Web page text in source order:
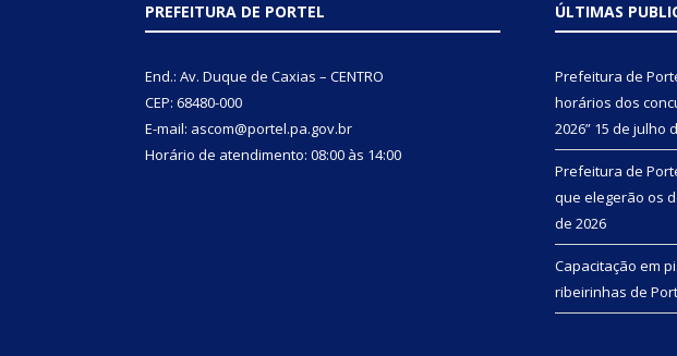
PREFEITURA DE PORTEL
End.: Av. Duque de Caxias – CENTRO
CEP: 68480-000
E-mail: ascom@portel.pa.gov.br
Horário de atendimento: 08:00 às 14:00
ÚLTIMAS
Prefeitura de
horários dos
2026” 15 de julho
Prefeitura de
que elegerão os
de 2026
Capacitação em
ribeirinhas de